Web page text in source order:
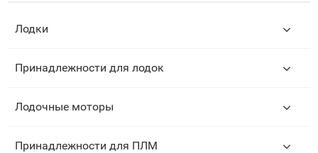
Лодки
Принадлежности для лодок
Лодочные моторы
Принадлежности для ПЛМ